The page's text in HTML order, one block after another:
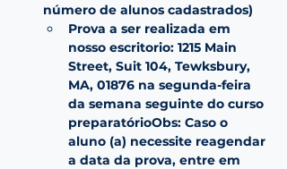
número de alunos cadastrados)
Prova a ser realizada em
nosso escritorio: 1215 Main
Street, Suit 104, Tewksbury,
MA, 01876 na segunda-feira
da semana seguinte do curso
preparatórioObs: Caso o
aluno (a) necessite reagendar
a data da prova, entre em